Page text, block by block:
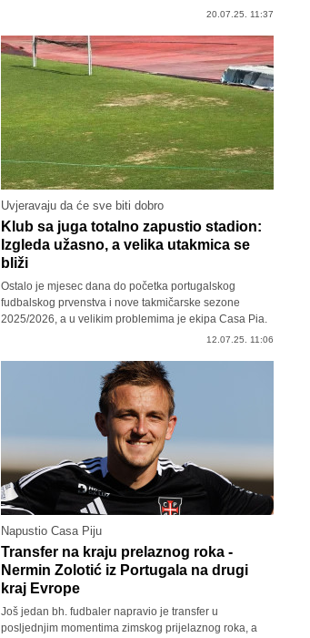
20.07.25. 11:37
Uvjeravaju da će sve biti dobro
Klub sa juga totalno zapustio stadion:
Izgleda užasno, a velika utakmica se
bliži
Ostalo je mjesec dana do početka portugalskog
fudbalskog prvenstva i nove takmičarske sezone
2025/2026, a u velikim problemima je ekipa Casa Pia.
12.07.25. 11:06
Napustio Casa Piju
Transfer na kraju prelaznog roka -
Nermin Zolotić iz Portugala na drugi
kraj Evrope
Još jedan bh. fudbaler napravio je transfer u
posljednjim momentima zimskog prijelaznog roka, a